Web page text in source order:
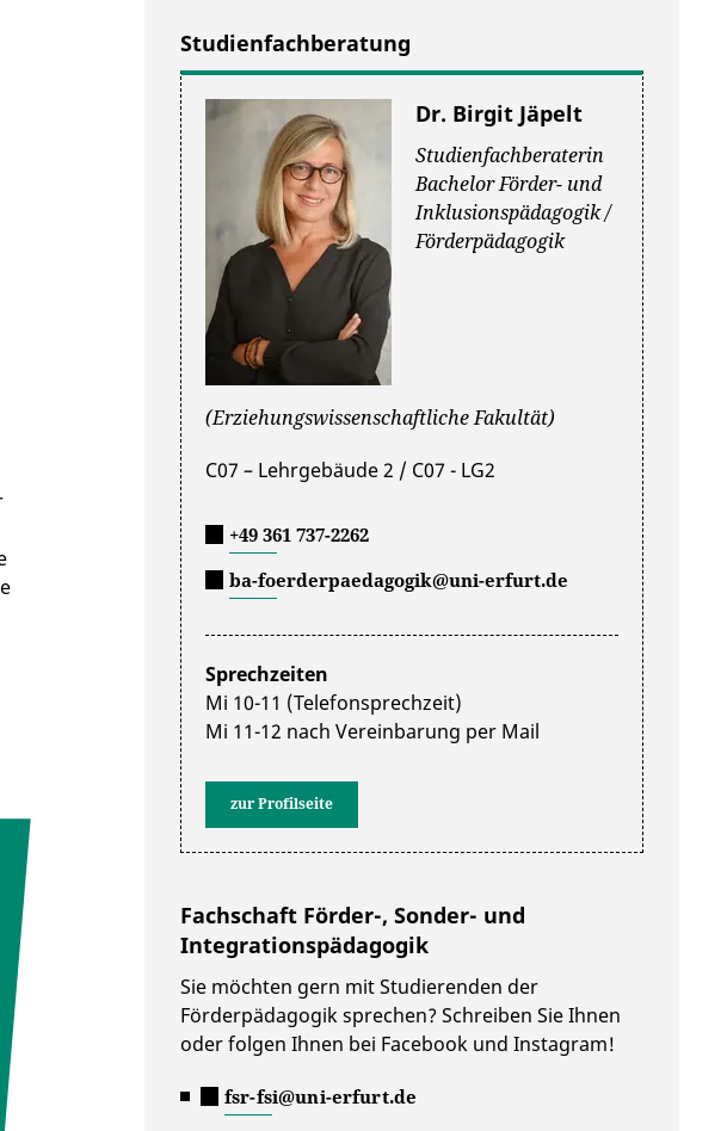
Studienfachberatung
Dr. Birgit Jäpelt
Studienfachberaterin
Bachelor Förder- und
Inklusionspädagogik /
Förderpädagogik
(Erziehungswissenschaftliche Fakultät)
C07 – Lehrgebäude 2 / C07 - LG2
+49 361 737-2262
ba-foerderpaedagogik@uni-erfurt.de
Sprechzeiten
Mi 10-11 (Telefonsprechzeit)
Mi 11-12 nach Vereinbarung per Mail
zur Profilseite
Fachschaft Förder-, Sonder- und
Integrationspädagogik
Sie möchten gern mit Studierenden der
Förderpädagogik sprechen? Schreiben Sie Ihnen
oder folgen Ihnen bei Facebook und Instagram!
fsr-fsi@uni-erfurt.de